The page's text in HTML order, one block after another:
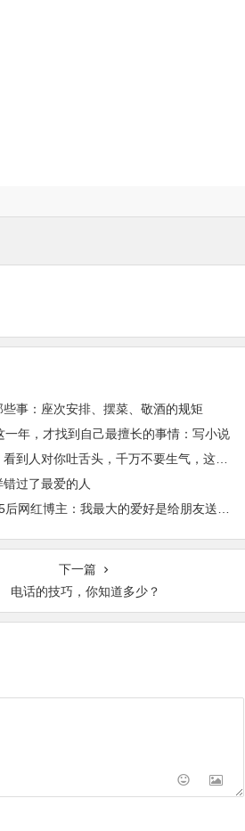
些事：座次安排、摆菜、敬酒的规矩
一年，才找到自己最擅长的事情：写小说
在西藏旅游，看到人对你吐舌头，千万不要生气，这是在尊敬你！
过了最爱的人
年入千万的95后网红博主：我最大的爱好是给朋友送豪车
下一篇
电话的技巧，你知道多少？